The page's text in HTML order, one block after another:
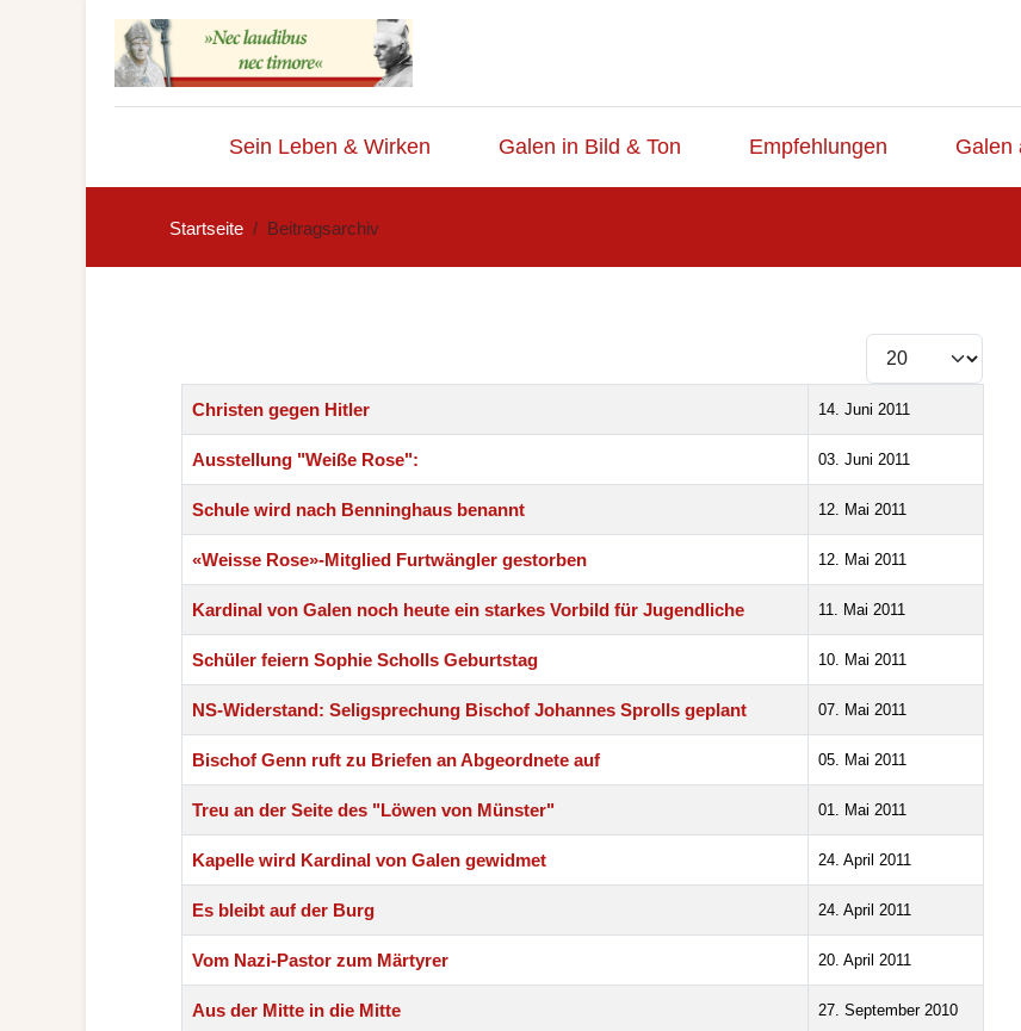
Sein Leben & Wirken Galen in Bild & Ton Empfehlungen Galen
Startseite Beitragsarchiv
Anzeige #
Titel Erstellungsdatum
Christen gegen Hitler 14. Juni 2011
Ausstellung "Weiße Rose": 03. Juni 2011
Schule wird nach Benninghaus benannt 12. Mai 2011
«Weisse Rose»-Mitglied Furtwängler gestorben 12. Mai 2011
Kardinal von Galen noch heute ein starkes Vorbild für Jugendliche 11. Mai 2011
Schüler feiern Sophie Scholls Geburtstag 10. Mai 2011
NS-Widerstand: Seligsprechung Bischof Johannes Sprolls geplant 07. Mai 2011
Bischof Genn ruft zu Briefen an Abgeordnete auf 05. Mai 2011
Treu an der Seite des "Löwen von Münster" 01. Mai 2011
Kapelle wird Kardinal von Galen gewidmet 24. April 2011
Es bleibt auf der Burg 24. April 2011
Vom Nazi-Pastor zum Märtyrer 20. April 2011
Aus der Mitte in die Mitte 27. September 2010